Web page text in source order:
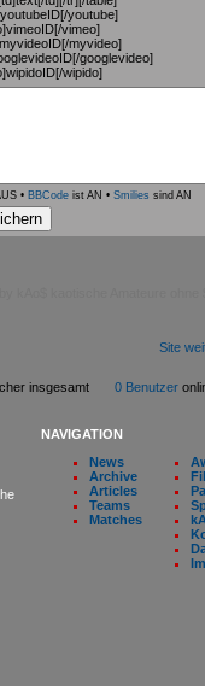
youtube]
vimeo]
myvideo]
googlevideo]
wipido]
• BBCode ist AN • Smilies sind AN
Site
insgesamt 0 Benutzer
NAVIGATION
News
Archive
Articles
Teams
Matches